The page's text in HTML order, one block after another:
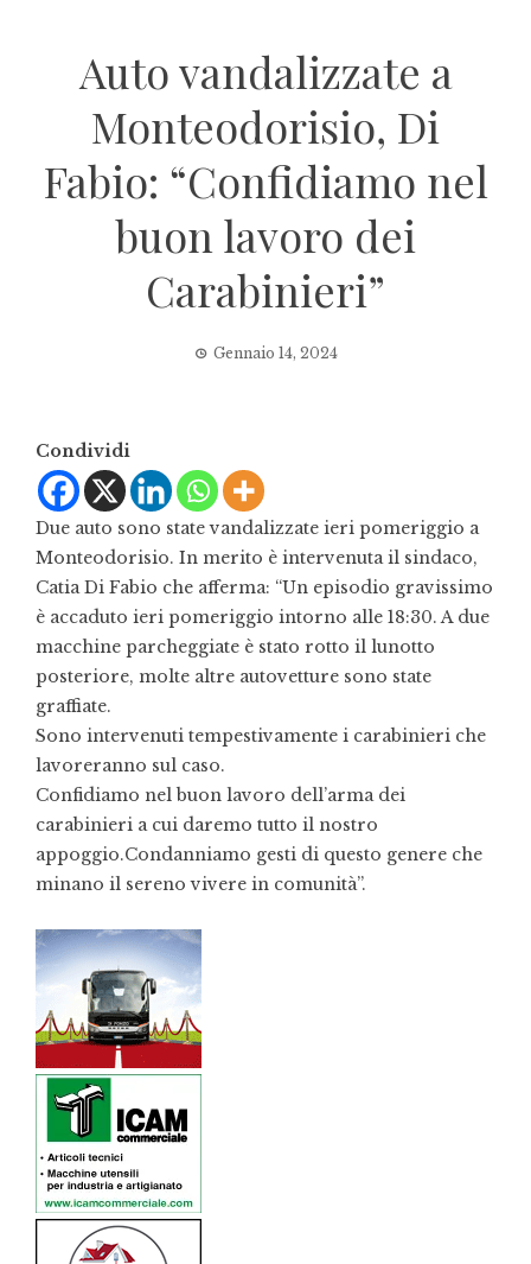
Auto vandalizzate a
Monteodorisio, Di
Fabio: “Confidiamo nel
buon lavoro dei
Carabinieri”
Gennaio 14, 2024
Condividi
Due auto sono state vandalizzate ieri pomeriggio a
Monteodorisio. In merito è intervenuta il sindaco,
Catia Di Fabio che afferma: “Un episodio gravissimo
è accaduto ieri pomeriggio intorno alle 18:30. A due
macchine parcheggiate è stato rotto il lunotto
posteriore, molte altre autovetture sono state
graffiate.
Sono intervenuti tempestivamente i carabinieri che
lavoreranno sul caso.
Confidiamo nel buon lavoro dell’arma dei
carabinieri a cui daremo tutto il nostro
appoggio.Condanniamo gesti di questo genere che
minano il sereno vivere in comunità”.